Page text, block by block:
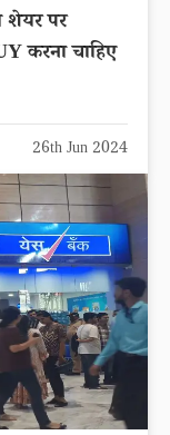
शेयर पर
करना चाहिए
26th Jun 2024